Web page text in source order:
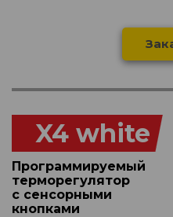
X4 white
Программируемый
терморегулятор
с сенсорными
кнопками